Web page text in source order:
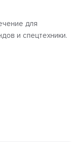
для
и спецтехники.